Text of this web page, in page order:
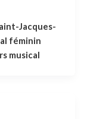
Jacques-
féminin
musical